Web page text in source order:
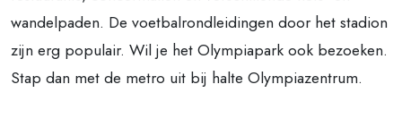
wandelpaden. De voetbalrondleidingen door het stadion
zijn erg populair. Wil je het Olympiapark ook bezoeken.
Stap dan met de metro uit bij halte Olympiazentrum.